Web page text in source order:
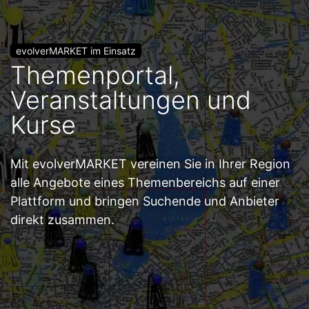
aktualisiertes Startdatum und erscheint damit wieder
oben in der Ergebnisliste. Zusätzlich kann ein Intervall
kostenpflichtig eingerichtet werden.
Enterprise
Insights & Statistik
Eine Statistik über das Suchverhalten Ihrer Nutzer gibt
wertvolle Rückschlüsse zu den Interessen Ihrer Nutzer,
dem Ausbau und der Vermarktung des Portals.
Notizen machen
Mit der Notizfunktion können wichtige Informationen
direkt am Objekt im Portal durch Nutzer gespeichert
und zentrale im Userbereich abgerufen werden.
evolverMARKET im Einsatz
Themenportal,
Veranstaltungen und
Kurse
Mit evolverMARKET vereinen Sie in Ihrer Region
alle Angebote eines Themenbereichs auf einer
Plattform und bringen Suchende und Anbieter
direkt zusammen.